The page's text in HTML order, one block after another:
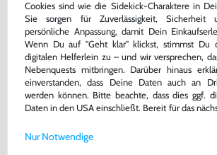
Modul, gebraucht
Modul,
Cookies sind wie die Sidekick-Charaktere in
Sie sorgen für Zuverlässigkeit, Sicherheit
persönliche Anpassung, damit Dein
Wenn Du auf "Geht klar" klickst, stimmst Du
digitalen Helferlein zu – und wir versprechen,
Nebenquests mitbringen. Darüber hinaus
einverstanden, dass Deine Daten auch an
werden können. Bitte beachte, dass dies ggf.
Daten in den USA einschließt. Bereit für das
Weitere Informationen zu den von uns
Nur Notwendige